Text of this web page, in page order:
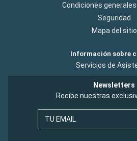
Condiciones
Seguridad
Mapa del sitio
Información sobre
Servicios de
Newsletters
Recibe nuestras
TU EMAIL